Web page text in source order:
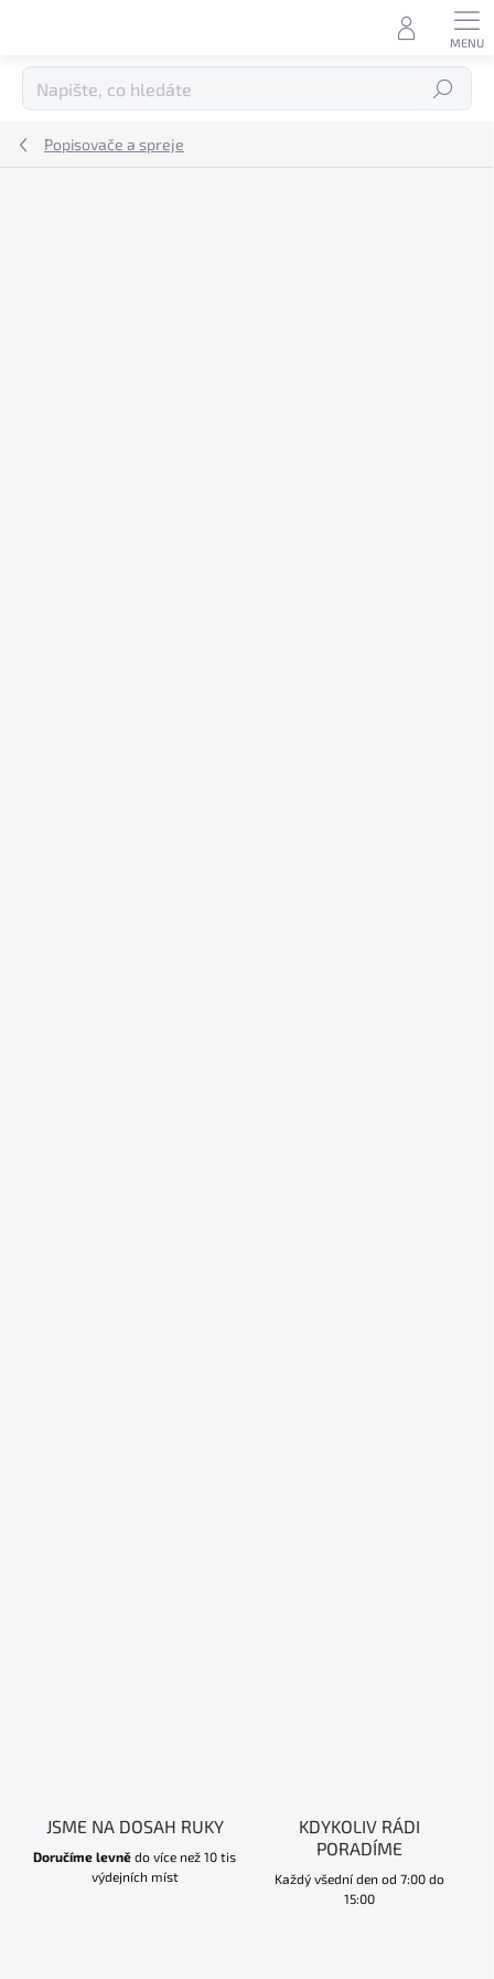
Hledat
Popisovače a spreje
JSME NA DOSAH RUKY
Doručíme levně do více než 10 tis
výdejních míst
KDYKOLIV RÁDI
PORADÍME
Každý všední den od 7:00 do
15:00